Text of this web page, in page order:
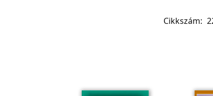
Cikkszám: